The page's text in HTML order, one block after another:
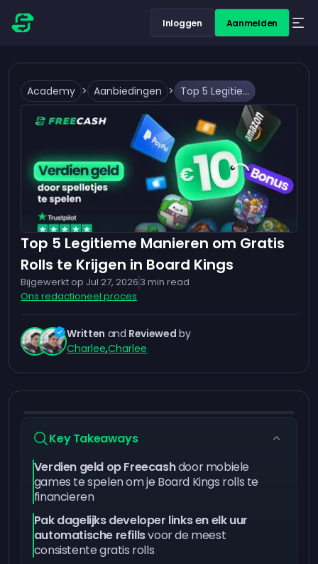
Inloggen Aanmelden
Academy > Aanbiedingen > Top 5 Legitieme Manieren om Gratis Rolls te Krijgen in Board Kings
Top 5 Legitieme Manieren om Gratis
Rolls te Krijgen in Board Kings
Bijgewerkt op Jul 27, 2026 3 min read
Ons redactioneel proces
Written and Reviewed by
Charlee,Charlee
Key Takeaways
Verdien geld op Freecashdoor mobiele
games te spelen om je Board Kings rolls te
financieren
Pak dagelijks developer links en elk uur
automatische refillsvoor de meest
consistente gratis rolls